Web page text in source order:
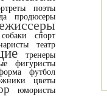
поэты
продюсеры
собаки спорт
театр
тренеры
фигуристы
футбол
цветы
юмористы